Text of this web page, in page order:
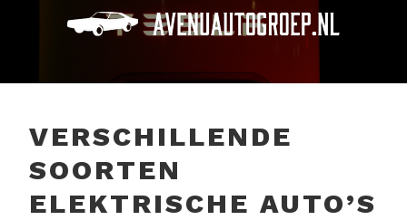
VERSCHILLENDE
SOORTEN
ELEKTRISCHE AUTO’S